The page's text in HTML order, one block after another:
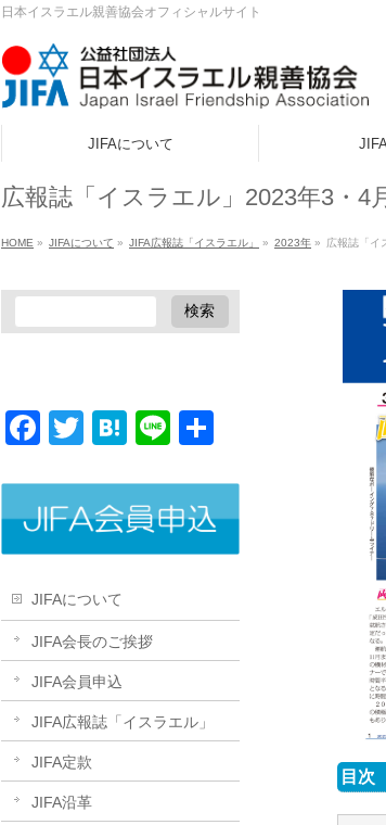
日本イスラエル親善協会オフィシャルサイト
JIFAについて
広報誌「イスラエル」2023年3・4
HOME » JIFAについて » JIFA広報誌「イスラエル」 » 2023年 » 広報誌「イ
目次
Facebook
TwitterHatena
Line
JIFAについて
JIFA会長のご挨拶
JIFA会員申込
JIFA広報誌「イスラエル」
JIFA定款
JIFA沿革